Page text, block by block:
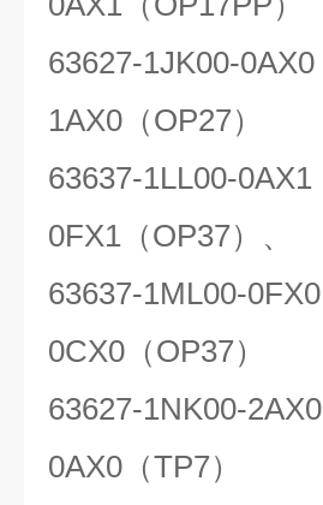
63627-1JK00-0AX0
1AX0 （OP27）
63637-1LL00-0AX1
0FX1 （OP37）、
63637-1ML00-0FX0
0CX0 （OP37）
63627-1NK00-2AX0
0AX0 （TP7）